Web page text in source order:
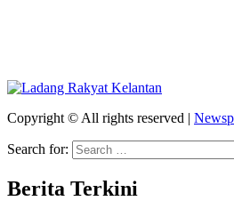
Copyright © All rights reserved |
Search for:
Berita Terkini